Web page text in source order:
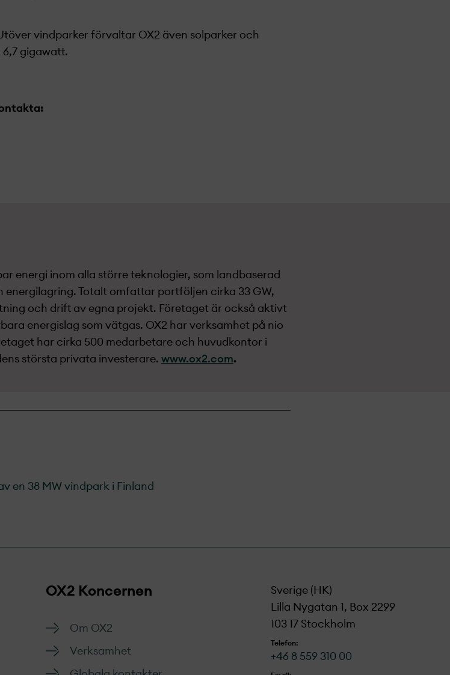
vindparker förvaltar OX2 även solparker och
gigawatt.
energi inom alla större teknologier, som landbaserad
Totalt omfattar portföljen cirka 33 GW,
och drift av egna projekt­. Företaget är också aktivt
energislag som vätgas. OX2 har verksamhet på nio
har cirka 500 medarbetare och huvudkontor i
största privata investerare. www.ox2.com.
en 38 MW vindpark i Finland
OX2 Koncernen
Om OX2
Verksamhet
Sverige (HK)
Lilla Nygatan 1, Box 2299
103 17 Stockholm
Telefon:
+46 8 559 310 00